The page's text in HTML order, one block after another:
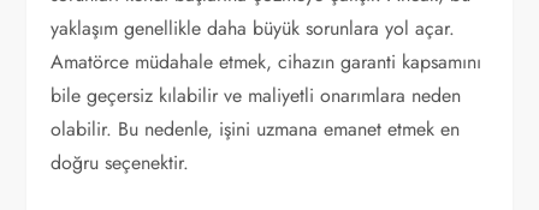
yaklaşım genellikle daha büyük sorunlara yol açar.
Amatörce müdahale etmek, cihazın garanti kapsamını
bile geçersiz kılabilir ve maliyetli onarımlara neden
olabilir. Bu nedenle, işini uzmana emanet etmek en
doğru seçenektir.